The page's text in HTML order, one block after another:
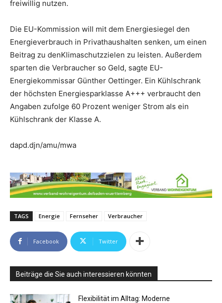
freiwillig nutzen.
Die EU-Kommission will mit dem Energiesiegel den
Energieverbrauch in Privathaushalten senken, um einen
Beitrag zu denKlimaschutzzielen zu leisten. Außerdem
sparten die Verbraucher so Geld, sagte EU-
Energiekommissar Günther Oettinger. Ein Kühlschrank
der höchsten Energiesparklasse A+++ verbraucht den
Angaben zufolge 60 Prozent weniger Strom als ein
Kühlschrank der Klasse A.
dapd.djn/amu/mwa
TAGS Energie Fernseher Verbraucher
Facebook Twitter
Beiträge die Sie auch interessieren könnten
Flexibilität im Alltag: Moderne